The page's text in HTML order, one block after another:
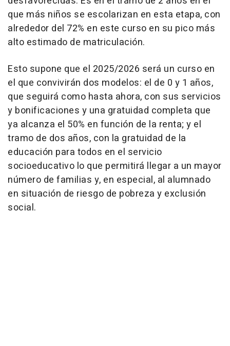
que más niños se escolarizan en esta etapa, con
alrededor del 72% en este curso en su pico más
alto estimado de matriculación.
Esto supone que el 2025/2026 será un curso en
el que convivirán dos modelos: el de 0 y 1 años,
que seguirá como hasta ahora, con sus servicios
y bonificaciones y una gratuidad completa que
ya alcanza el 50% en función de la renta; y el
tramo de dos años, con la gratuidad de la
educación para todos en el servicio
socioeducativo lo que permitirá llegar a un mayor
número de familias y, en especial, al alumnado
en situación de riesgo de pobreza y exclusión
social.